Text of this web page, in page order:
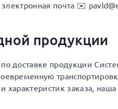
почта ✉️
продукции
доставке продукции
заказа,